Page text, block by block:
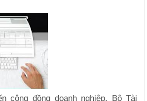
cộng đồng doanh nghiệp, Bộ Tài